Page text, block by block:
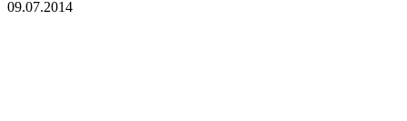
09.07.2014